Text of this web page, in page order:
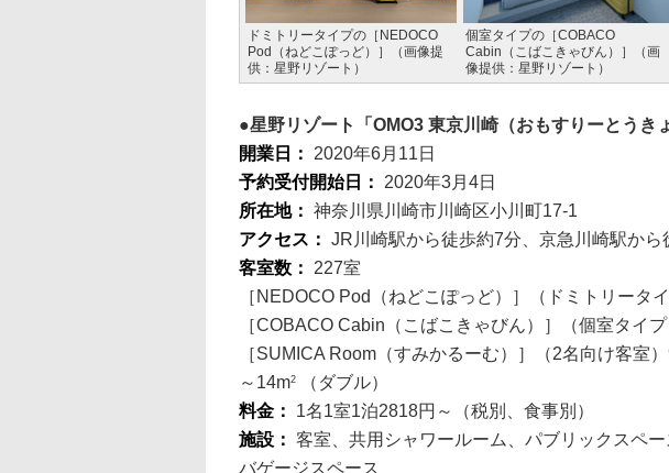
ドミトリータイプの［NEDOCO
Pod（ねどこぽっど）］（画像提
供：星野リゾート）
個室タイプの［COBACO
Cabin（こばこきゃびん）］（画
像提供：星野リゾート）
星野リゾート「OMO3 東京川崎（おもすりーとうき
開業日： 2020年6月11日
予約受付開始日： 2020年3月4日
所在地： 神奈川県川崎市川崎区小川町17-1
アクセス： JR川崎駅から徒歩約7分、京急川崎駅から
客室数： 227室
［NEDOCO Pod（ねどこぽっど）］（ドミトリータ
［COBACO Cabin（こばこきゃびん）］（個室タイ
［SUMICA Room（すみかるーむ）］（2名向け客室
～14m2
（ダブル）
料金： 1名1室1泊2818円～（税別、食事別）
施設： 客室、共用シャワールーム、パブリックスペ
バゲージスペース